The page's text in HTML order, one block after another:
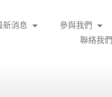
新消息 參與我們
聯絡我們